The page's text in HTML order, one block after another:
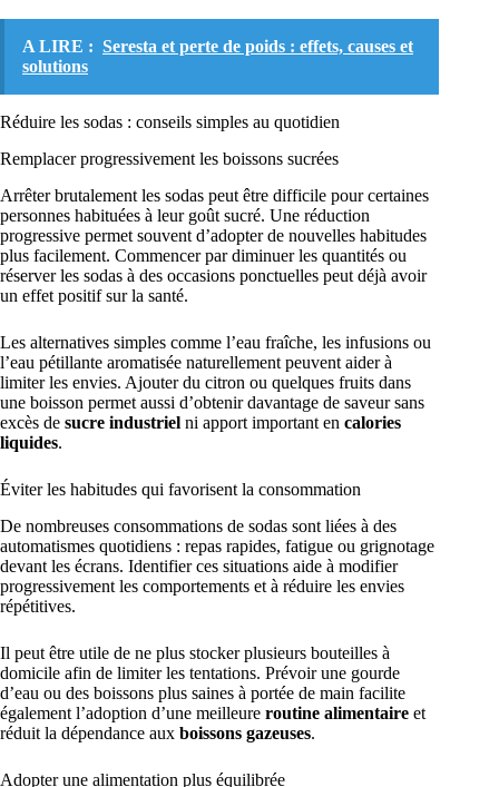
A LIRE : Seresta et perte de poids : effets, causes et
solutions
Réduire les sodas : conseils simples au quotidien
Remplacer progressivement les boissons sucrées
Arrêter brutalement les sodas peut être difficile pour certaines
personnes habituées à leur goût sucré. Une réduction
progressive permet souvent d’adopter de nouvelles habitudes
plus facilement. Commencer par diminuer les quantités ou
réserver les sodas à des occasions ponctuelles peut déjà avoir
un effet positif sur la santé.
Les alternatives simples comme l’eau fraîche, les infusions ou
l’eau pétillante aromatisée naturellement peuvent aider à
limiter les envies. Ajouter du citron ou quelques fruits dans
une boisson permet aussi d’obtenir davantage de saveur sans
excès de sucre industriel ni apport important en calories
liquides.
Éviter les habitudes qui favorisent la consommation
De nombreuses consommations de sodas sont liées à des
automatismes quotidiens : repas rapides, fatigue ou grignotage
devant les écrans. Identifier ces situations aide à modifier
progressivement les comportements et à réduire les envies
répétitives.
Il peut être utile de ne plus stocker plusieurs bouteilles à
domicile afin de limiter les tentations. Prévoir une gourde
d’eau ou des boissons plus saines à portée de main facilite
également l’adoption d’une meilleure routine alimentaire et
réduit la dépendance aux boissons gazeuses.
Adopter une alimentation plus équilibrée